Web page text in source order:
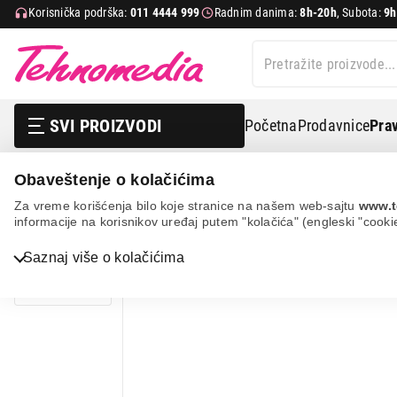
Obaveštenje o kolačićima
Za vreme korišćenja bilo koje stranice na našem web-sajtu
informacije na korisnikov uređaj putem "kolačića" (engleski
Saznaj više o kolačićima
Korisnička podrška: 011 4444 999 Radnim danima:8h-20h, Subota:
SVI PROIZVODI PočetnaProdavnice
Bela tehnika
Mobilni telefoni i tableti